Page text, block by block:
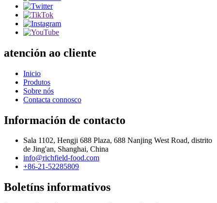
atención ao cliente
Inicio
Produtos
Sobre nós
Contacta connosco
Información de contacto
Sala 1102, Hengji 688 Plaza, 688 Nanjing West Road, distrito
de Jing'an, Shanghai, China
info@richfield-food.com
+86-21-52285809
Boletíns informativos